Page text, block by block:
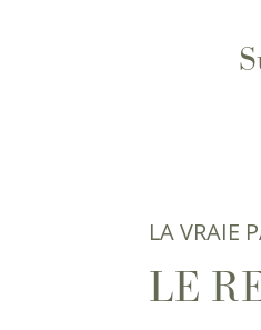
LA VRAIE
LE